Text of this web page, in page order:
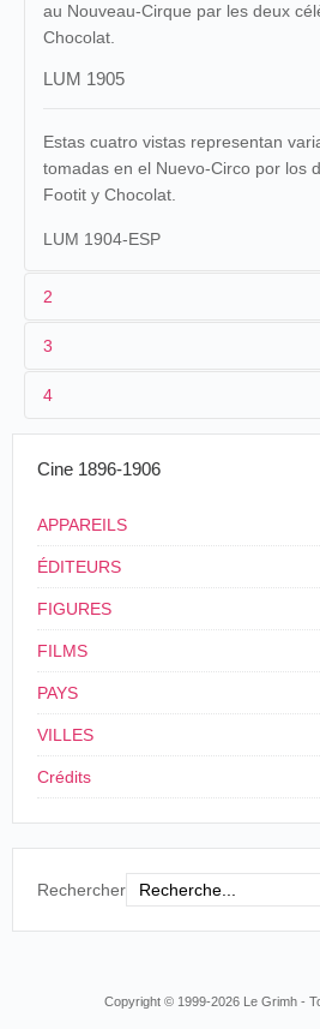
au Nouveau-Cirque par les deux
Chocolat.
LUM 1905
Estas cuatro vistas representan
tomadas en el Nuevo-Circo por los
Footit y Chocolat.
LUM 1904-ESP
2
1
2
NOUVEAU-CIRQUE
couleurs
15, Bd des Italiens
Paris
Nous avons une matinée demain mercredi
Nous pourrions après, prendre rendez-
Veuillez agréer, Monsieur, nos salutations
Louis.
M. Louis Lumière, Courrier à Jacques
24 juillet 1900(© Collection
particulière/Grimh).
Les frères Chremo, acrobates ;
3
4
Cine 1896-1906
APPAREILS
ÉDITEURS
FIGURES
FILMS
PAYS
VILLES
Crédits
Rechercher
Copyright © 1999-2026 Le Grimh -